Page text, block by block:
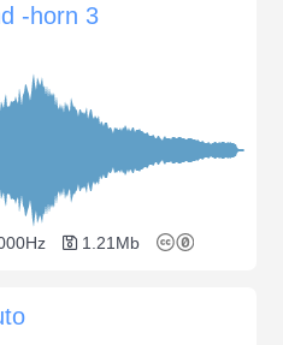
-horn 3
1.21Mb